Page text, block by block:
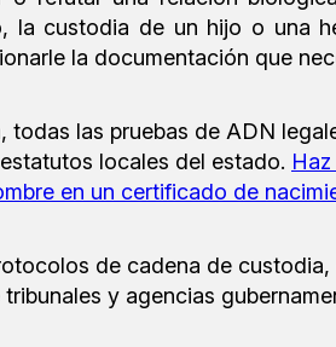
la custodia de un hijo o una
la documentación que
todas las pruebas de ADN
locales del estado.
en un certificado de
de cadena de
y agencias